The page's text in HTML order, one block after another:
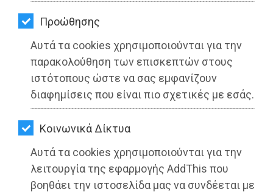
Προώθησης
Αυτά τα cookies χρησιμοποιούνται για την
παρακολούθηση των επισκεπτών στους
ιστότοπους ώστε να σας εμφανίζουν
διαφημίσεις που είναι πιο σχετικές με εσάς.
Kοινωνικά Δίκτυα
Αυτά τα cookies χρησιμοποιούνται για την
λειτουργία της εφαρμογής AddThis που
βοηθάει την ιστοσελίδα μας να συνδέεται με
ΚΑΤΟΙΚΙΔΙΟ
ΑΓΓΕΛΙΕΣ
ΕΦΗΜΕΡΙΔΕΣ
OΔΗΓΟΣ
ΑΓΟΡΑΣ
ΨΙΘΥΡΟΙ
ΑΠΟΣΤΟΛΗ
ΑΡΘΡΩΝ
Ροταριανός Όμιλος Κορωπί:
Προσφορά 45 στολών στον Σύλλογο
Εθελοντών Αφιδνών Δασοπροστασίας
Διαβάστηκε 4076 φορές
Από την Ειρήνη Δελακά
Δημοσιογράφος - Διεθνολόγος